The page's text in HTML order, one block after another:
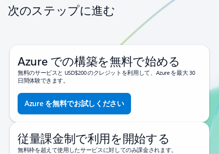
次のステップに進む
Azure での構築を無料で始める
無料のサービスと USD$200 のクレジットを利用して、Azure を最大 30
日間体験できます。
Azure を無料でお試しください
従量課金制で利用を開始する
無料枠を超えて使用したサービスに対してのみ課金されます。